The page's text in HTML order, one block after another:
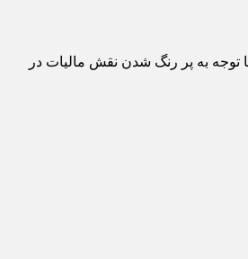
توجه به پر رنگ شدن نقش مالیات در